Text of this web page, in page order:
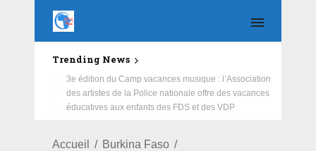
Trending News
Education : la fédération de la Russie rénove les
écoles primaire et collège du Camp Général
Aboubacar Sangoulé Lamizana
Accueil
Burkina Faso